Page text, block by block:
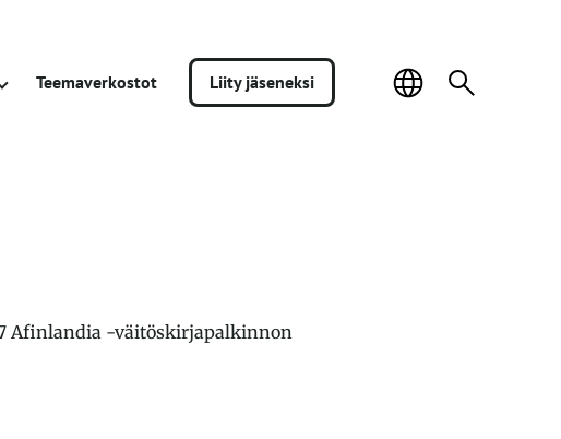
Teema­verkostot Liity jäseneksi
Sivuston
kieli
Haku:
Afinlandia -väitöskirjapalkinnon